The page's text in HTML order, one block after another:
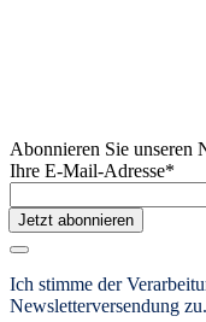
Abonnieren Sie unseren
Ihre E-Mail-Adresse*
Jetzt abonnieren
Ich stimme der
Newsletterversendung